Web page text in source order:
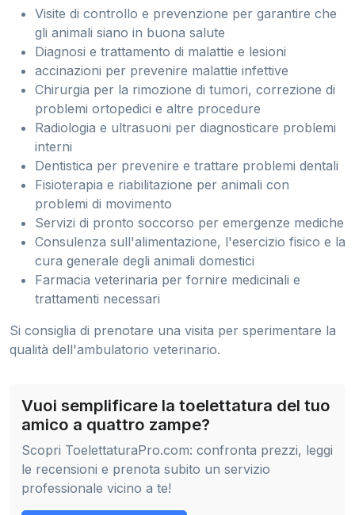
Visite di controllo e prevenzione per garantire che
gli animali siano in buona salute
Diagnosi e trattamento di malattie e lesioni
accinazioni per prevenire malattie infettive
Chirurgia per la rimozione di tumori, correzione di
problemi ortopedici e altre procedure
Radiologia e ultrasuoni per diagnosticare problemi
interni
Dentistica per prevenire e trattare problemi dentali
Fisioterapia e riabilitazione per animali con
problemi di movimento
Servizi di pronto soccorso per emergenze mediche
Consulenza sull'alimentazione, l'esercizio fisico e la
cura generale degli animali domestici
Farmacia veterinaria per fornire medicinali e
trattamenti necessari
Si consiglia di prenotare una visita per sperimentare la
qualità dell'ambulatorio veterinario.
Vuoi semplificare la toelettatura del tuo
amico a quattro zampe?
Scopri ToelettaturaPro.com: confronta prezzi, leggi
le recensioni e prenota subito un servizio
professionale vicino a te!